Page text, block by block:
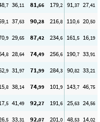
,7 36,11 81,66 179,2 91,37 27,41
,1 37,63 90,28 216,8 110,6 20,50
,9 29,65 87,42 234,6 161,5 16,19
,8 28,64 74,49 256,6 190,7 33,91
,9 31,97 71,99 284,3 90,82 33,21
,8 38,14 74,99 101,9 143,7 46,75
,5 41,49 92,27 191,6 25,63 24,56
,5 33,31 92,07 201,0 48,53 14,02